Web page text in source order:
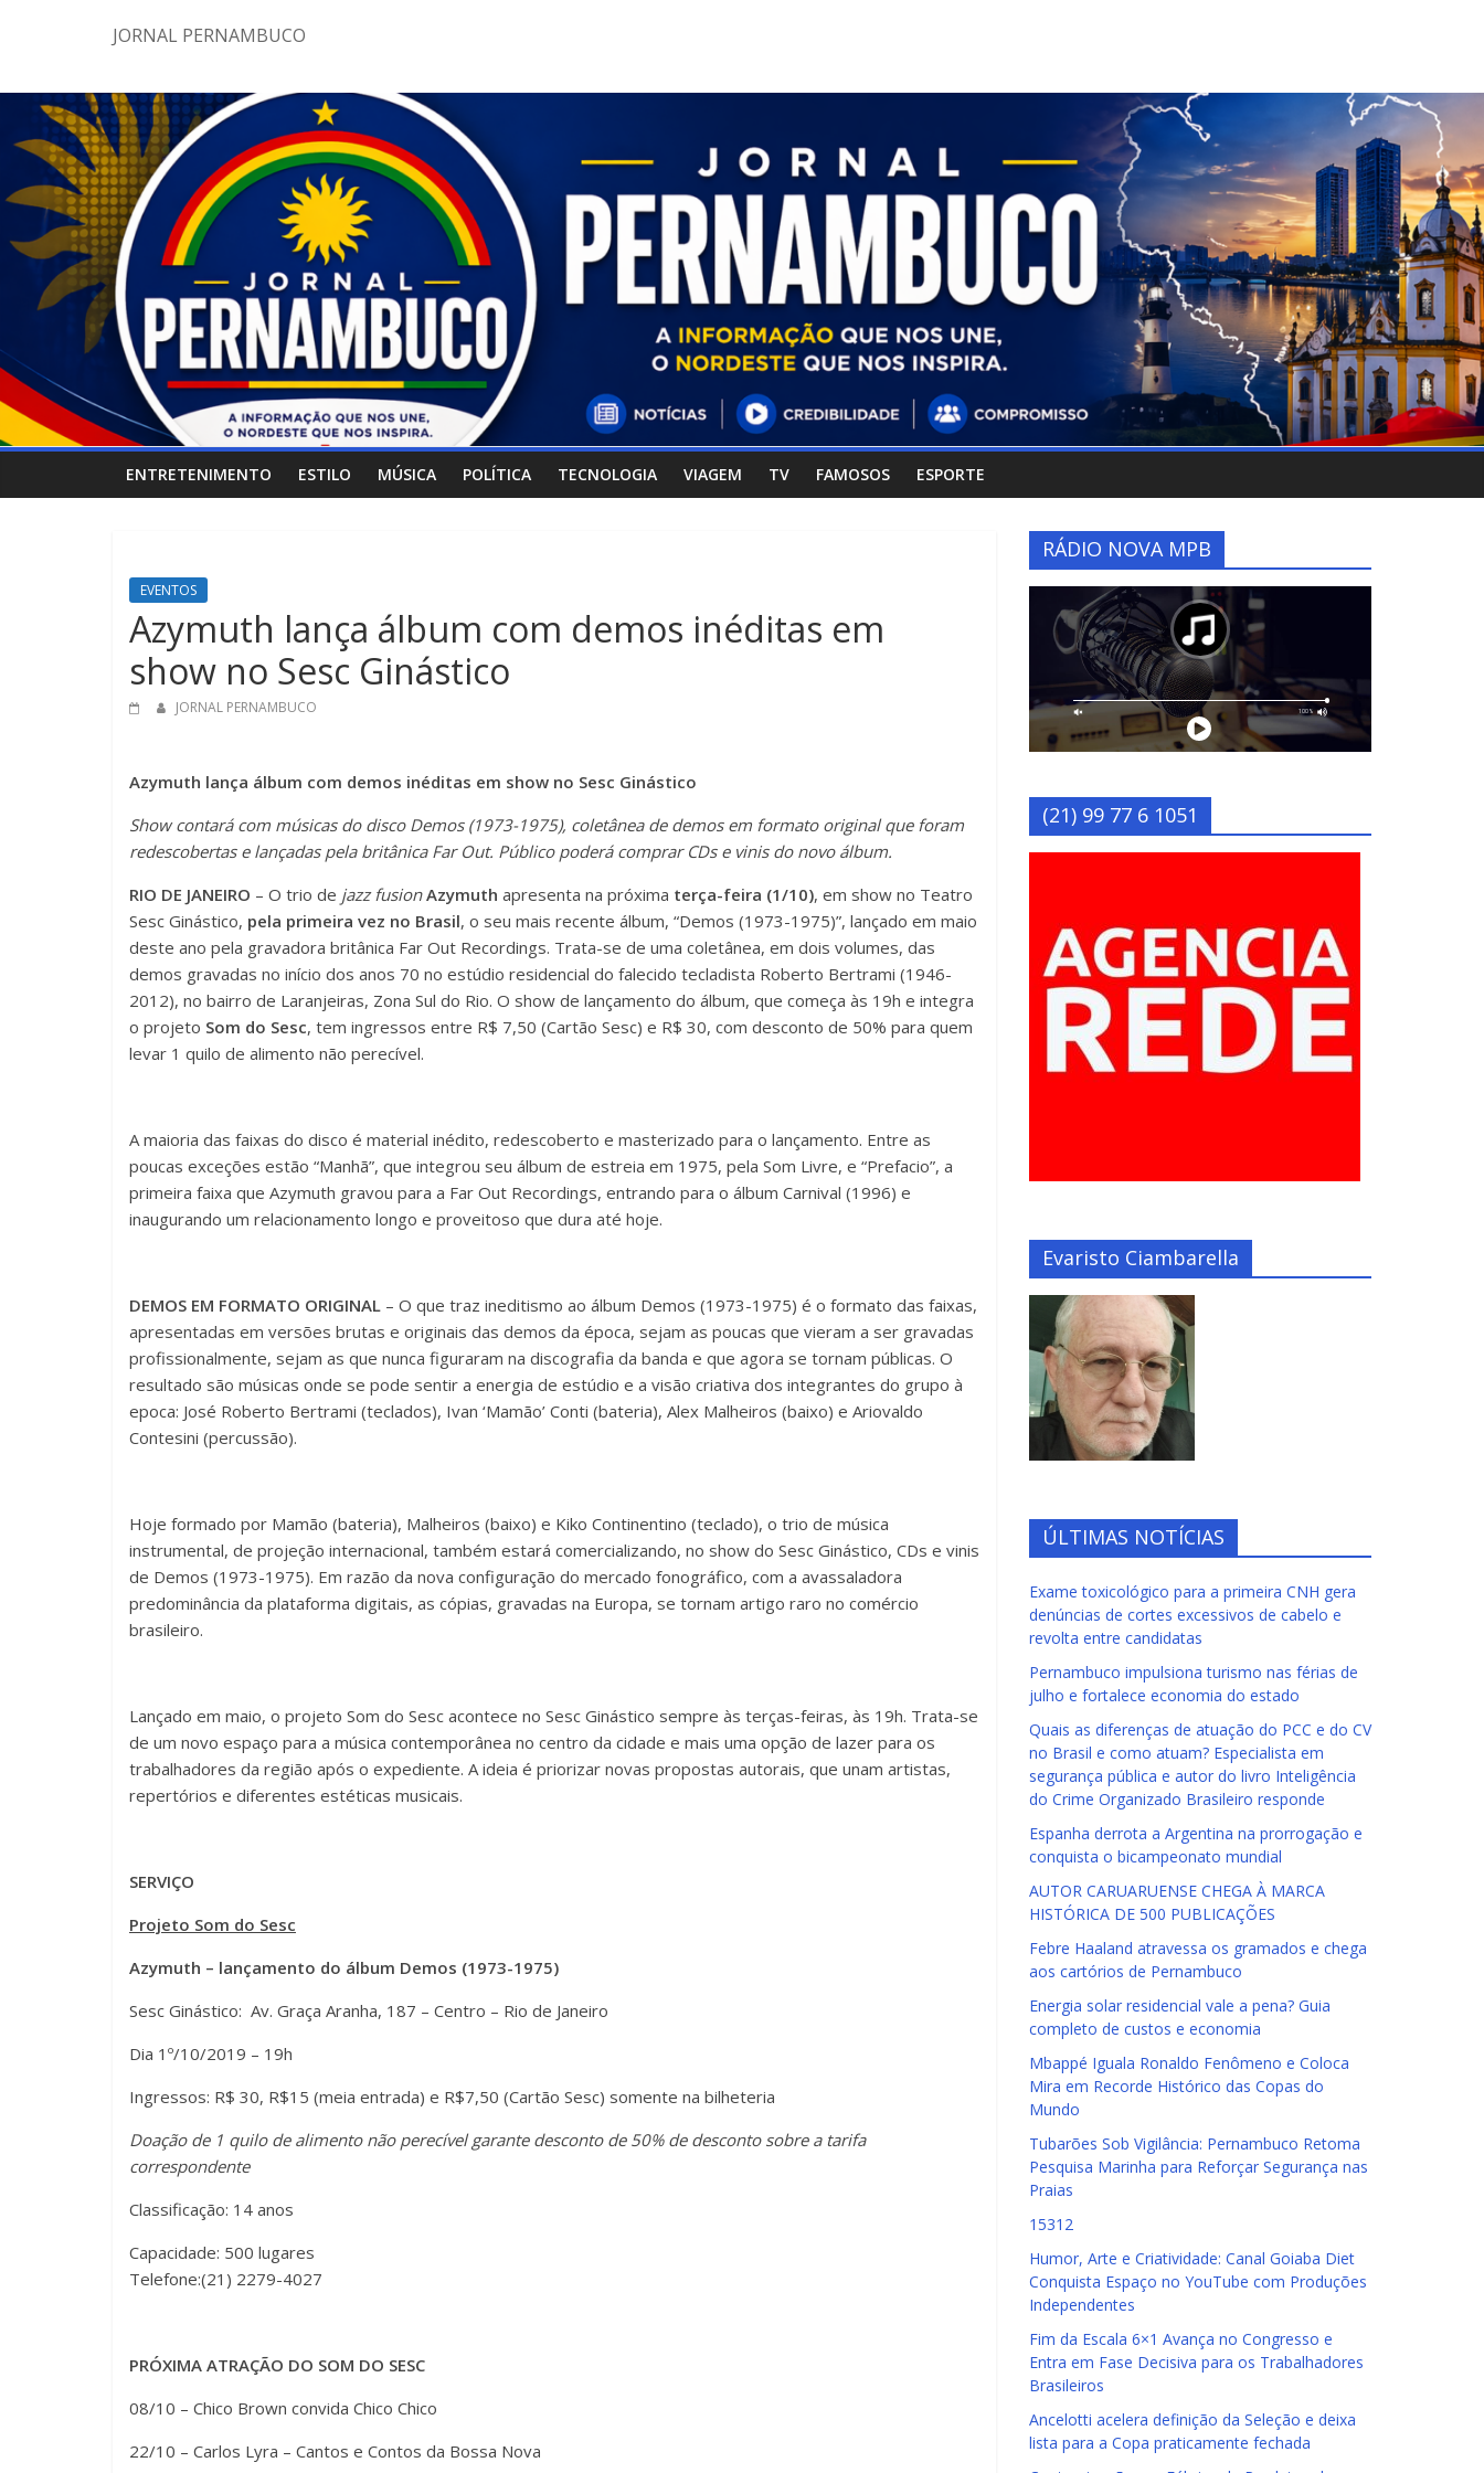
conteúdo
JORNAL PERNAMBUCO
ENTRETENIMENTO ESTILO MÚSICA POLÍTICA TECNOLOGIA VIAGEM TV FAMOSOS ESPORTE
EVENTOS
Azymuth lança álbum com demos inéditas em
show no Sesc Ginástico
JORNAL PERNAMBUCO
Azymuth lança álbum com demos inéditas em show no Sesc Ginástico
Show contará com músicas do disco Demos (1973-1975), coletânea de demos em formato original que foram
redescobertas e lançadas pela britânica Far Out. Público poderá comprar CDs e vinis do novo álbum.
RIO DE JANEIRO – O trio de jazz fusion Azymuth apresenta na próxima terça-feira (1/10), em show no Teatro
Sesc Ginástico, pela primeira vez no Brasil, o seu mais recente álbum, “Demos (1973-1975)”, lançado em maio
deste ano pela gravadora britânica Far Out Recordings. Trata-se de uma coletânea, em dois volumes, das
demos gravadas no início dos anos 70 no estúdio residencial do falecido tecladista Roberto Bertrami (1946-
2012), no bairro de Laranjeiras, Zona Sul do Rio. O show de lançamento do álbum, que começa às 19h e integra
o projeto Som do Sesc, tem ingressos entre R$ 7,50 (Cartão Sesc) e R$ 30, com desconto de 50% para quem
levar 1 quilo de alimento não perecível.
A maioria das faixas do disco é material inédito, redescoberto e masterizado para o lançamento. Entre as
poucas exceções estão “Manhã”, que integrou seu álbum de estreia em 1975, pela Som Livre, e “Prefacio”, a
primeira faixa que Azymuth gravou para a Far Out Recordings, entrando para o álbum Carnival (1996) e
inaugurando um relacionamento longo e proveitoso que dura até hoje.
DEMOS EM FORMATO ORIGINAL – O que traz ineditismo ao álbum Demos (1973-1975) é o formato das faixas,
apresentadas em versões brutas e originais das demos da época, sejam as poucas que vieram a ser gravadas
profissionalmente, sejam as que nunca figuraram na discografia da banda e que agora se tornam públicas. O
resultado são músicas onde se pode sentir a energia de estúdio e a visão criativa dos integrantes do grupo à
epoca: José Roberto Bertrami (teclados), Ivan ‘Mamão’ Conti (bateria), Alex Malheiros (baixo) e Ariovaldo
Contesini (percussão).
Hoje formado por Mamão (bateria), Malheiros (baixo) e Kiko Continentino (teclado), o trio de música
instrumental, de projeção internacional, também estará comercializando, no show do Sesc Ginástico, CDs e vinis
de Demos (1973-1975). Em razão da nova configuração do mercado fonográfico, com a avassaladora
predominância da plataforma digitais, as cópias, gravadas na Europa, se tornam artigo raro no comércio
brasileiro.
Lançado em maio, o projeto Som do Sesc acontece no Sesc Ginástico sempre às terças-feiras, às 19h. Trata-se
de um novo espaço para a música contemporânea no centro da cidade e mais uma opção de lazer para os
trabalhadores da região após o expediente. A ideia é priorizar novas propostas autorais, que unam artistas,
repertórios e diferentes estéticas musicais.
SERVIÇO
Projeto Som do Sesc
Azymuth – lançamento do álbum Demos (1973-1975)
Sesc Ginástico: Av. Graça Aranha, 187 – Centro – Rio de Janeiro
Dia 1º/10/2019 – 19h
Ingressos: R$ 30, R$15 (meia entrada) e R$7,50 (Cartão Sesc) somente na bilheteria
Doação de 1 quilo de alimento não perecível garante desconto de 50% de desconto sobre a tarifa
correspondente
Classificação: 14 anos
Capacidade: 500 lugares
Telefone:(21) 2279-4027
PRÓXIMA ATRAÇÃO DO SOM DO SESC
08/10 – Chico Brown convida Chico Chico
22/10 – Carlos Lyra – Cantos e Contos da Bossa Nova
RÁDIO NOVA MPB
(21) 99 77 6 1051
Evaristo Ciambarella
ÚLTIMAS NOTÍCIAS
Exame toxicológico para a primeira CNH gera
denúncias de cortes excessivos de cabelo e
revolta entre candidatas
Pernambuco impulsiona turismo nas férias de
julho e fortalece economia do estado
Quais as diferenças de atuação do PCC e do CV
no Brasil e como atuam? Especialista em
segurança pública e autor do livro Inteligência
do Crime Organizado Brasileiro responde
Espanha derrota a Argentina na prorrogação e
conquista o bicampeonato mundial
AUTOR CARUARUENSE CHEGA À MARCA
HISTÓRICA DE 500 PUBLICAÇÕES
Febre Haaland atravessa os gramados e chega
aos cartórios de Pernambuco
Energia solar residencial vale a pena? Guia
completo de custos e economia
Mbappé Iguala Ronaldo Fenômeno e Coloca
Mira em Recorde Histórico das Copas do
Mundo
Tubarões Sob Vigilância: Pernambuco Retoma
Pesquisa Marinha para Reforçar Segurança nas
Praias
15312
Humor, Arte e Criatividade: Canal Goiaba Diet
Conquista Espaço no YouTube com Produções
Independentes
Fim da Escala 6×1 Avança no Congresso e
Entra em Fase Decisiva para os Trabalhadores
Brasileiros
Ancelotti acelera definição da Seleção e deixa
lista para a Copa praticamente fechada